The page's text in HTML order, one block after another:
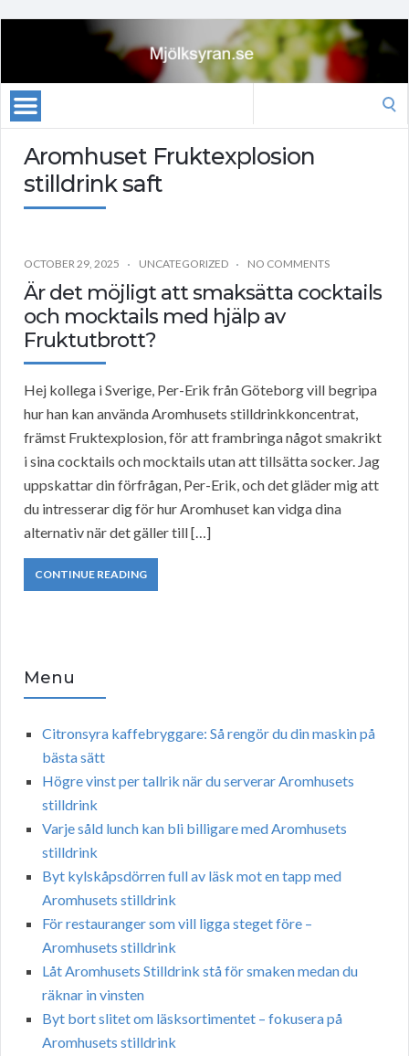
Aromhuset Fruktexplosion
stilldrink saft
OCTOBER 29, 2025 UNCATEGORIZED NO COMMENTS
Är det möjligt att smaksätta cocktails
och mocktails med hjälp av
Fruktutbrott?
Hej kollega i Sverige, Per-Erik från Göteborg vill begripa
hur han kan använda Aromhusets stilldrinkkoncentrat,
främst Fruktexplosion, för att frambringa något smakrikt
i sina cocktails och mocktails utan att tillsätta socker. Jag
uppskattar din förfrågan, Per-Erik, och det gläder mig att
du intresserar dig för hur Aromhuset kan vidga dina
alternativ när det gäller till […]
CONTINUE READING
Menu
Citronsyra kaffebryggare: Så rengör du din maskin på
bästa sätt
Högre vinst per tallrik när du serverar Aromhusets
stilldrink
Varje såld lunch kan bli billigare med Aromhusets
stilldrink
Byt kylskåpsdörren full av läsk mot en tapp med
Aromhusets stilldrink
För restauranger som vill ligga steget före –
Aromhusets stilldrink
Låt Aromhusets Stilldrink stå för smaken medan du
räknar in vinsten
Byt bort slitet om läsksortimentet – fokusera på
Aromhusets stilldrink